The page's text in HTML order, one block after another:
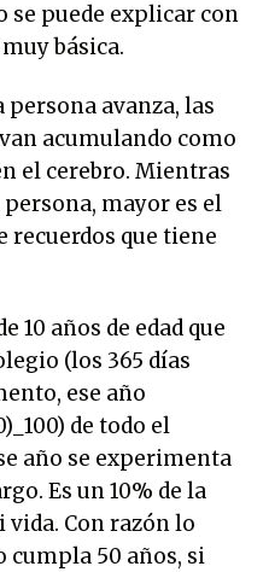
se puede explicar con
básica.
avanza, las
acumulando como
el cerebro. Mientras
mayor es el
recuerdos que tiene
10 años de edad que
(los 365 días
ese año
de todo el
año se experimenta
Es un 10% de la
vida. Con razón lo
cumpla 50 años, si